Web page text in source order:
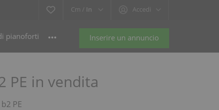
Cm / In Accedi
Inserire un annuncio
pianoforti
PE in vendita
PE